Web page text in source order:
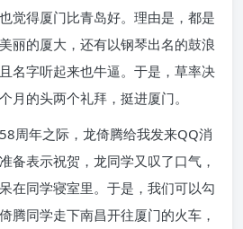
觉得厦门比青岛好。理由是，都是
丽的厦大，还有以钢琴出名的鼓浪
名字听起来也牛逼。于是，草率决
月的头两个礼拜，挺进厦门。
周年之际，龙倚腾给我发来QQ消
备表示祝贺，龙同学又叹了口气，
在同学寝室里。于是，我们可以勾
腾同学走下南昌开往厦门的火车，